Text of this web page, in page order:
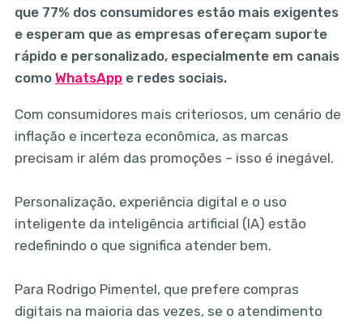
que 77% dos consumidores estão mais exigentes
e esperam que as empresas ofereçam suporte
rápido e personalizado, especialmente em canais
como WhatsAppe redes sociais.
Com consumidores mais criteriosos, um cenário de
inflação e incerteza econômica, as marcas
precisam ir além das promoções – isso é inegável.
Personalização, experiência digital e o uso
inteligente da inteligência artificial (IA) estão
redefinindo o que significa atender bem.
Para Rodrigo Pimentel, que prefere compras
digitais na maioria das vezes, se o atendimento